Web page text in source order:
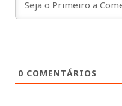
0 COMENTÁRIOS